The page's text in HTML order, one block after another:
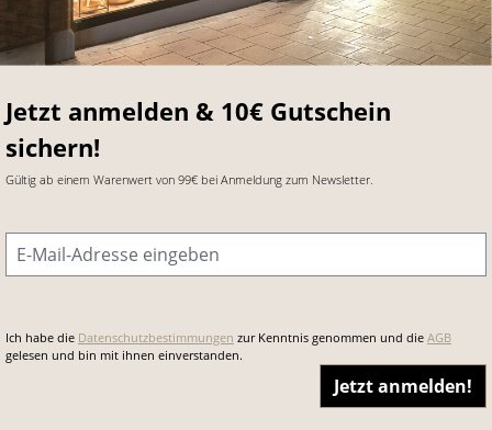
Jetzt anmelden & 10€ Gutschein
sichern!
Gültig ab einem Warenwert von 99€ bei Anmeldung zum Newsletter.
E-Mail-Adresse
Ich habe die Datenschutzbestimmungen zur Kenntnis genommen und die AGB
gelesen und bin mit ihnen einverstanden.
Jetzt anmelden!